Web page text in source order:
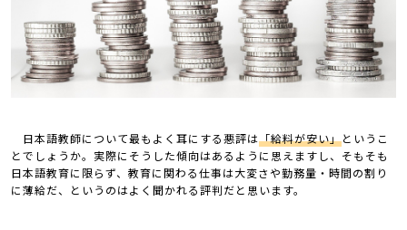
日本語教師について最もよく耳にする悪評は「給料が安い」というこ
とでしょうか。実際にそうした傾向はあるように思えますし、そもそも
日本語教育に限らず、教育に関わる仕事は大変さや勤務量・時間の割り
に薄給だ、というのはよく聞かれる評判だと思います。